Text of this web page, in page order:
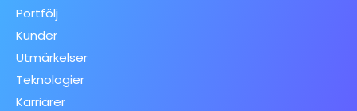
Portfölj
Kunder
Utmärkelser
Teknologier
Karriärer